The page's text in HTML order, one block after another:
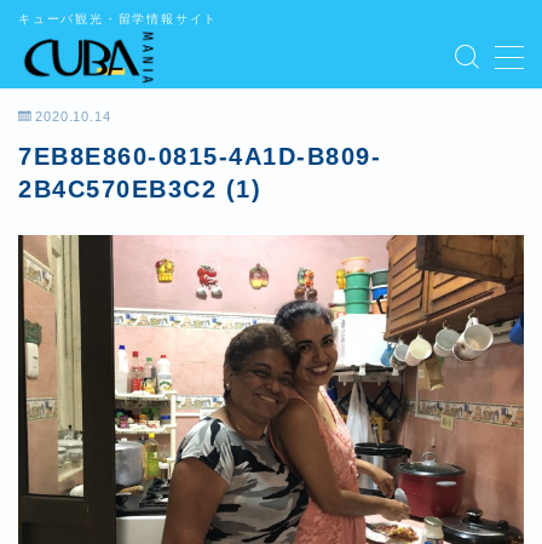
キューバ観光・留学情報サイト
MENU
学ぶ
遊ぶ
食べる
泊まる
2020.10.14
7EB8E860-0815-4A1D-B809-
2B4C570EB3C2 (1)